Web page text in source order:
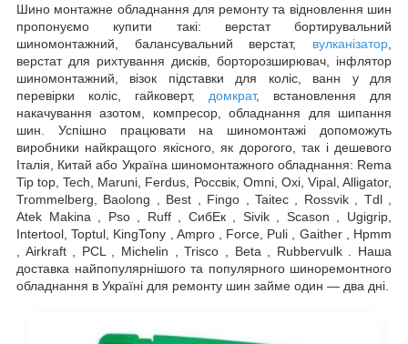
Шино монтажне обладнання для ремонту та відновлення шин
пропонуємо купити такі: верстат бортирувальний
шиномонтажний, балансувальний верстат, вулканізатор
верстат для рихтування дисків, борторозширювач, інфлятор
шиномонтажний, візок підставки для коліс, ванн у для
перевірки коліс, гайковерт, домкрат, встановлення для
накачування азотом, компресор, обладнання для шипання
шин. Успішно працювати на шиномонтажі допоможуть
виробники найкращого якісного, як дорогого, так і дешевого
Італія, Китай або Україна шиномонтажного обладнання: Rema
Tip top, Tech, Maruni, Ferdus, Россвік, Omni, Oxi, Vipal, Alligator,
Trommelberg, Baolong , Best , Fingo , Taitec , Rossvik , Tdl ,
Atek Makina , Pso , Ruff , СибЕк , Sivik , Scason , Ugigrip,
Intertool, Toptul, KingTony , Ampro , Force, Puli , Gaither , Hpmm
, Airkraft , PCL , Michelin , Trisco , Beta , Rubbervulk . Наша
доставка найпопулярнішого та популярного шиноремонтного
обладнання в Україні для ремонту шин займе один — два дні.